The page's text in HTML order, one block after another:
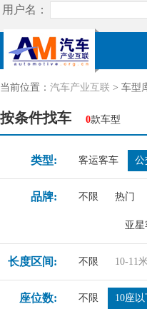
当前位置： 汽车产业互联 > 车型
按条件找车 0款车型
类型: 客运客车 公
品牌: 不限 热门
亚
长度区间: 不限 10-11米
座位数: 不限 10座以